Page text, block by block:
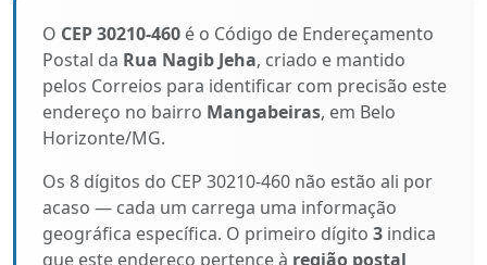
O CEP 30210-460 é o Código de Endereçamento
Postal da Rua Nagib Jeha, criado e mantido
pelos Correios para identificar com precisão este
endereço no bairro Mangabeiras, em Belo
Horizonte/MG.
Os 8 dígitos do CEP 30210-460 não estão ali por
acaso — cada um carrega uma informação
geográfica específica. O primeiro dígito 3 indica
que este endereço pertence à região postal